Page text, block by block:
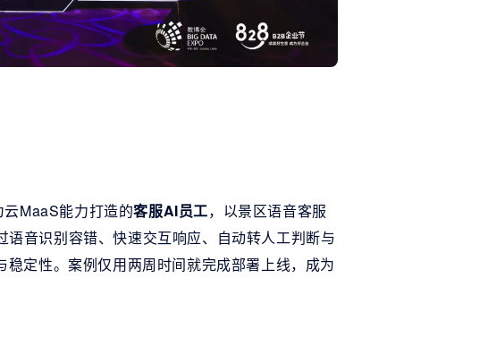
MaaS能力打造的客服AI员工，以景区语音客服
音识别容错、快速交互响应、自动转人工判断与
定性。案例仅用两周时间就完成部署上线，成为